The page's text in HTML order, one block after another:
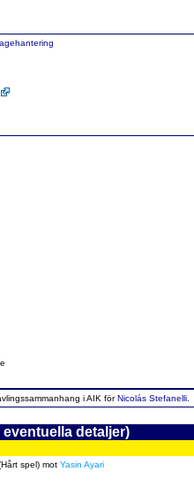
i AIK förNicolás Stefanelli
detaljer)
spel) mot Yasin Ayari